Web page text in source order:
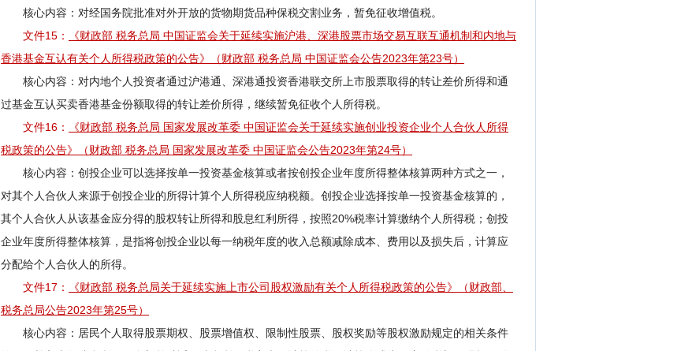
核心内容：对经国务院批准对外开放的货物期货品种保税交割业务，暂免征收增值税。
文件15：
《财政部 税务总局 中国证监会关于延续实施沪港、深港股票市场交易互联互通机制和内地与
香港基金互认有关个人所得税政策的公告》（财政部 税务总局 中国证监会公告2023年第23号）
核心内容：对内地个人投资者通过沪港通、深港通投资香港联交所上市股票取得的转让差价所得和通
过基金互认买卖香港基金份额取得的转让差价所得，继续暂免征收个人所得税。
文件16：
《财政部 税务总局 国家发展改革委 中国证监会关于延续实施创业投资企业个人合伙人所得
税政策的公告》（财政部 税务总局 国家发展改革委 中国证监会公告2023年第24号）
核心内容：创投企业可以选择按单一投资基金核算或者按创投企业年度所得整体核算两种方式之一，
对其个人合伙人来源于创投企业的所得计算个人所得税应纳税额。创投企业选择按单一投资基金核算的，
其个人合伙人从该基金应分得的股权转让所得和股息红利所得，按照20%税率计算缴纳个人所得税；创投
企业年度所得整体核算，是指将创投企业以每一纳税年度的收入总额减除成本、费用以及损失后，计算应
分配给个人合伙人的所得。
文件17：
《财政部 税务总局关于延续实施上市公司股权激励有关个人所得税政策的公告》（财政部、
税务总局公告2023年第25号）
核心内容： 居民个人取得股票期权、股票增值权、限制性股票、股权奖励等股权激励规定的相关条件